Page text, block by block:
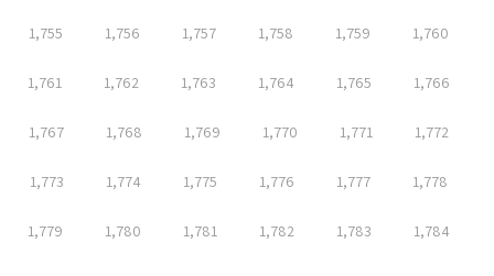
1,755 1,756 1,757 1,758 1,759 1,760
1,761 1,762 1,763 1,764 1,765 1,766
1,767 1,768 1,769 1,770 1,771 1,772
1,773 1,774 1,775 1,776 1,777 1,778
1,779 1,780 1,781 1,782 1,783 1,784